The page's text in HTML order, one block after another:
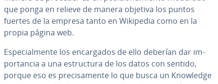
que ponga en relieve de manera objetiva los puntos
fuertes de la empresa tanto en Wikipedia como en la
propia página web.
Es­pe­cia­l­me­n­te los en­ca­r­ga­dos de ello deberían dar im­
po­r­ta­n­cia a una es­tru­c­tu­ra de los datos con sentido,
porque eso es pre­ci­sa­me­n­te lo que busca un Knowledge